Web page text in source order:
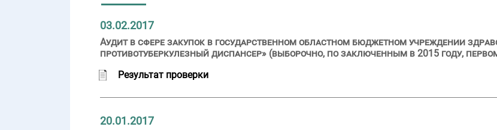
03.02.2017
Аудит в сфере закупок в государственном областном бюджетном учреждении
противотуберкулезный диспансер» (выборочно, по заключенным в 2015 году,
Результат проверки
20.01.2017